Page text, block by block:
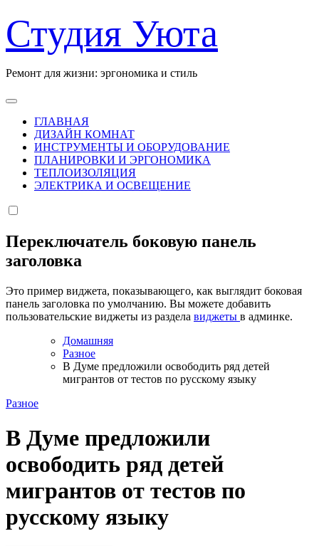
к
содержанию
Студия Уюта
Ремонт для жизни: эргономика и стиль
ГЛАВНАЯ
ДИЗАЙН КОМНАТ
ИНСТРУМЕНТЫ И ОБОРУДОВАНИЕ
ПЛАНИРОВКИ И ЭРГОНОМИКА
ТЕПЛОИЗОЛЯЦИЯ
ЭЛЕКТРИКА И ОСВЕЩЕНИЕ
Переключатель боковую панель
заголовка
Это пример виджета, показывающего, как выглядит боковая
панель заголовка по умолчанию. Вы можете добавить
пользовательские виджеты из раздела виджеты в админке.
Домашняя
Разное
В Думе предложили освободить ряд детей
мигрантов от тестов по русскому языку
Разное
В Думе предложили
освободить ряд детей
мигрантов от тестов по
русскому языку